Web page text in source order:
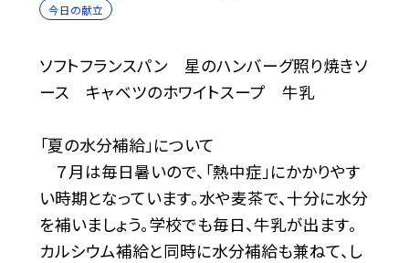
今日の献立
ソフトフランスパン 星のハンバーグ照り焼きソ
ース キャベツのホワイトスープ 牛乳
「夏の水分補給」について
７月は毎日暑いので、「熱中症」にかかりやす
い時期となっています。水や麦茶で、十分に水分
を補いましょう。学校でも毎日、牛乳が出ます。
カルシウム補給と同時に水分補給も兼ねて、し